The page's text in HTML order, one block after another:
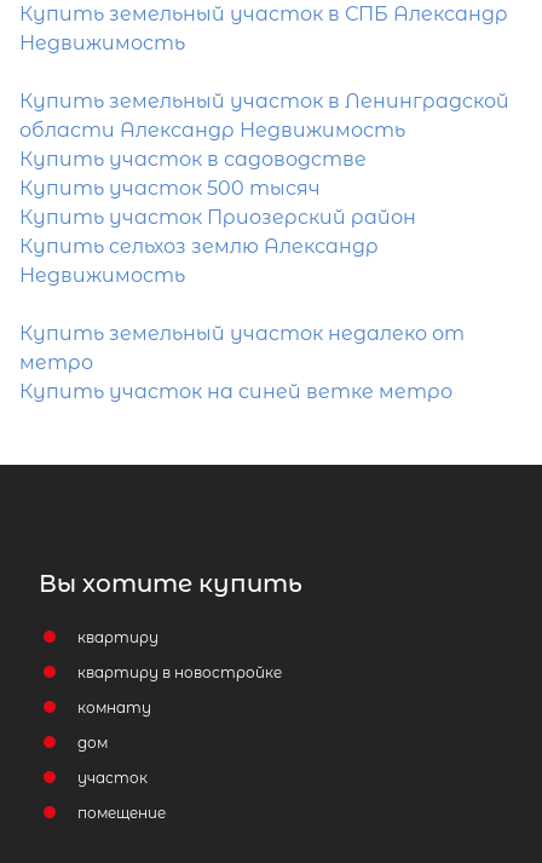
Купить земельный участок в СПБ Александр
Недвижимость
Купить земельный участок в Ленинградской
области Александр Недвижимость
Купить участок в садоводстве
Купить участок 500 тысяч
Купить участок Приозерский район
Купить сельхоз землю Александр
Недвижимость
Купить земельный участок недалеко от
метро
Купить участок на синей ветке метро
Вы хотите купить
квартиру
квартиру в новостройке
комнату
дом
участок
помещение